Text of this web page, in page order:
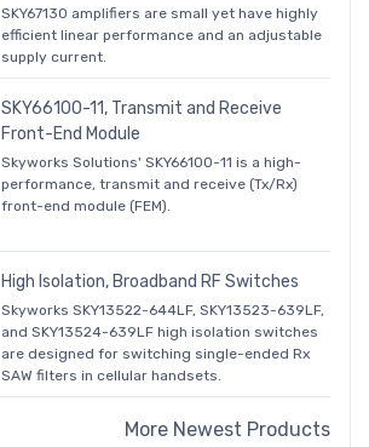
SKY67130 amplifiers are small yet have highly
efficient linear performance and an adjustable
supply current.
SKY66100-11, Transmit and Receive
Front-End Module
Skyworks Solutions' SKY66100-11 is a high-
performance, transmit and receive (Tx/Rx)
front-end module (FEM).
High Isolation, Broadband RF Switches
Skyworks SKY13522-644LF, SKY13523-639LF,
and SKY13524-639LF high isolation switches
are designed for switching single-ended Rx
SAW filters in cellular handsets.
More Newest Products